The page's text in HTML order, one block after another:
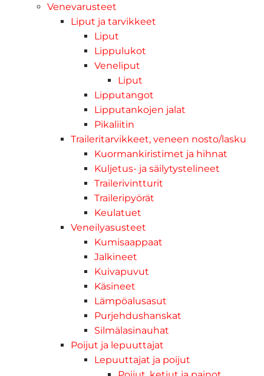
Venevarusteet
Liput ja tarvikkeet
Liput
Lippulukot
Veneliput
Liput
Lipputangot
Lipputankojen jalat
Pikaliitin
Traileritarvikkeet, veneen nosto/lasku
Kuormankiristimet ja hihnat
Kuljetus- ja säilytystelineet
Trailerivintturit
Traileripyörät
Keulatuet
Veneilyasusteet
Kumisaappaat
Jalkineet
Kuivapuvut
Käsineet
Lämpöalusasut
Purjehdushanskat
Silmälasinauhat
Poijut ja lepuuttajat
Lepuuttajat ja poijut